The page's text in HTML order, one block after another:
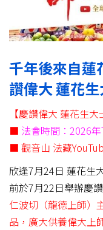
千年後來自
讚偉大 蓮花生
【慶讚偉大 蓮花生
■ 法會時間：2026
■ 觀音山 法藏
欣逢7月24日 蓮花生
前於7月22日舉辦慶讚
仁波切（龍德上師）
品，廣大供養偉大上